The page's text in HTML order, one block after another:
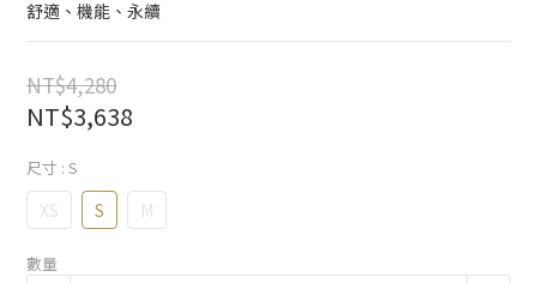
舒適、機能、永續
NT$4,280
NT$3,638
尺寸 : S
XS S M
數量